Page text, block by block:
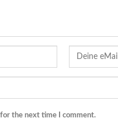
the next time I comment.